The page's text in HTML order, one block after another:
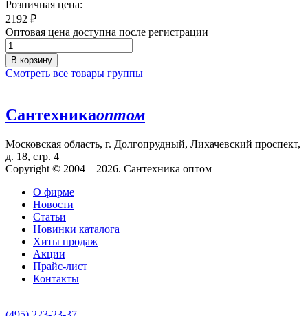
Розничная цена:
2192 ₽
Оптовая цена доступна после регистрации
В корзину
Смотреть все товары группы
Сантехникаоптом
Московская область, г. Долгопрудный, Лихачевский проспект,
д. 18, стр. 4
Copyright © 2004—2026. Сантехника оптом
О фирме
Новости
Статьи
Новинки каталога
Хиты продаж
Акции
Прайс-лист
Контакты